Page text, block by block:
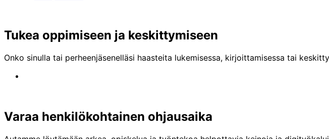
Tukea oppimiseen ja keskittymiseen
Onko sinulla tai perheenjäsenelläsi haasteita lukemisessa, kirjoittamisessa tai
Varaa henkilökohtainen ohjausaika